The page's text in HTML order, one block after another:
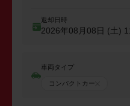
返却日時
2026年08月08日 (土)
車両タイプ
コンパクトカー